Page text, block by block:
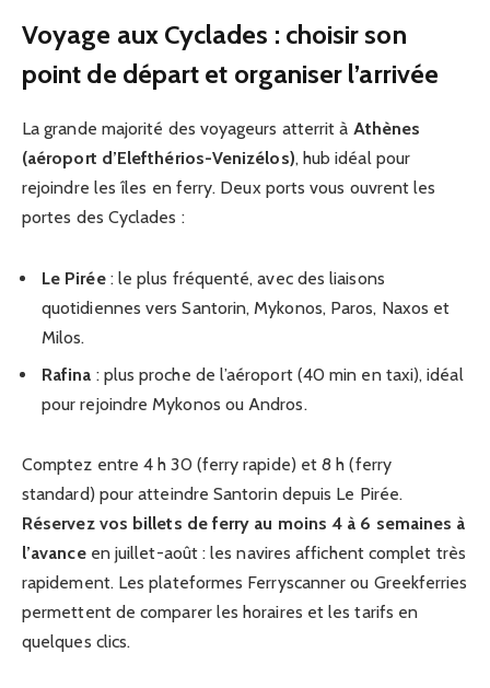
Voyage aux Cyclades : choisir son
point de départ et organiser l’arrivée
La grande majorité des voyageurs atterrit à Athènes
(aéroport d’Elefthérios-Venizélos), hub idéal pour
rejoindre les îles en ferry. Deux ports vous ouvrent les
portes des Cyclades :
Le Pirée: le plus fréquenté, avec des liaisons
quotidiennes vers Santorin, Mykonos, Paros, Naxos et
Milos.
Rafina : plus proche de l’aéroport (40 min en taxi), idéal
pour rejoindre Mykonos ou Andros.
Comptez entre 4 h 30 (ferry rapide) et 8 h (ferry
standard) pour atteindre Santorin depuis Le Pirée.
Réservez vos billets de ferry au moins 4 à 6 semaines à
l’avanceen juillet-août : les navires affichent complet très
rapidement. Les plateformes Ferryscanner ou Greekferries
permettent de comparer les horaires et les tarifs en
quelques clics.